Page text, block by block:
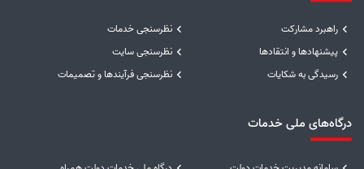
راهبرد مشارکت
نظرسنجی خدمات
پیشنهادها و انتقادها
نظرسنجی سایت
رسیدگی به شکایات
نظرسنجی فرآیندها و تصمیمات
درگاه‌های ملی خدمات